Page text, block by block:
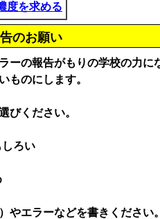
度を求める
のお願い
ーの報告がもりの学校の力に
ものにします。
びください。
ろい
やエラーなどを書きください。